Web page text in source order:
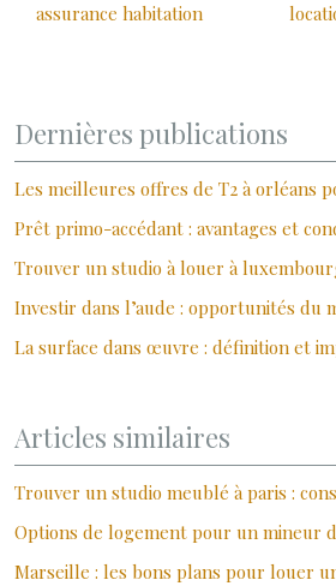
assurance habitation
Dernières publications
Les meilleures offres de T2 à orléans
Prêt primo-accédant : avantages et
Trouver un studio à louer à
Investir dans l’aude : opportunités du
La surface dans œuvre : définition et
Articles similaires
Trouver un studio meublé à paris :
Options de logement pour un mineur
Marseille : les bons plans pour louer